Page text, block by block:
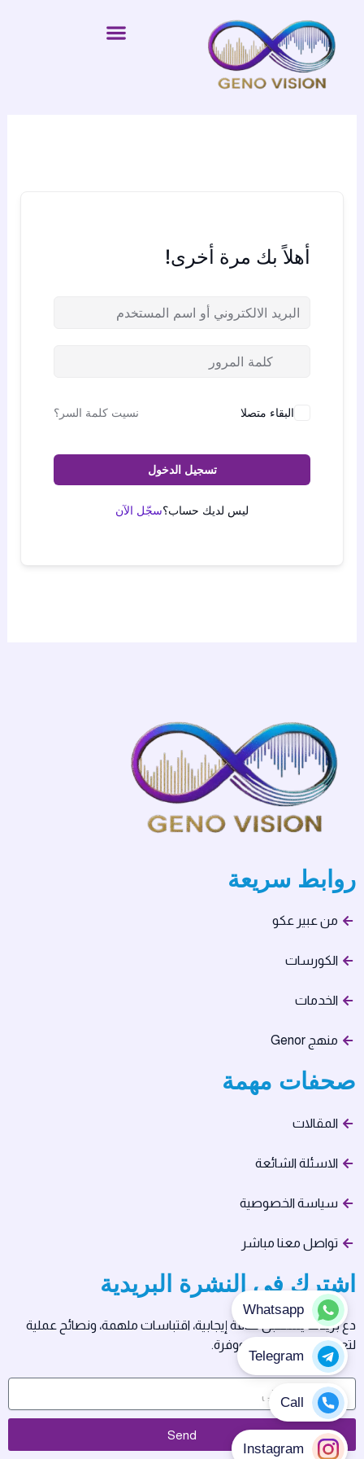
المحتوى
أهلاً بك مرة أخرى!
البقاء متصلا نسيت كلمة السر؟
تسجيل الدخول
ليس لديك حساب؟سجّل الآن
روابط سريعة
من عبير عكو
الكورسات
الخدمات
منهج Genor
صحفات مهمة​
المقالات
الاسئلة الشائعة
سياسة الخصوصية
تواصل معنا مباشر
اشترك في النشرة البريدية
دع بريدك يستقبل طاقة إيجابية، اقتباسات ملهمة، ونصائح عملية
لتعيش حياتك بسلام ووفرة.
Send